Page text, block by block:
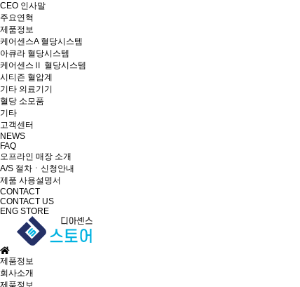
CEO 인사말
주요연혁
제품정보
케어센스A 혈당시스템
아큐라 혈당시스템
케어센스Ⅱ 혈당시스템
시티즌 혈압계
기타 의료기기
혈당 소모품
기타
고객센터
NEWS
FAQ
오프라인 매장 소개
A/S 절차ㆍ신청안내
제품 사용설명서
CONTACT
CONTACT US
ENG STORE
제품정보
회사소개
제품정보